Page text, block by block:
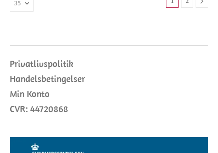
1 2
Privatlivspolitik
Handelsbetingelser
Min Konto
CVR: 44720868